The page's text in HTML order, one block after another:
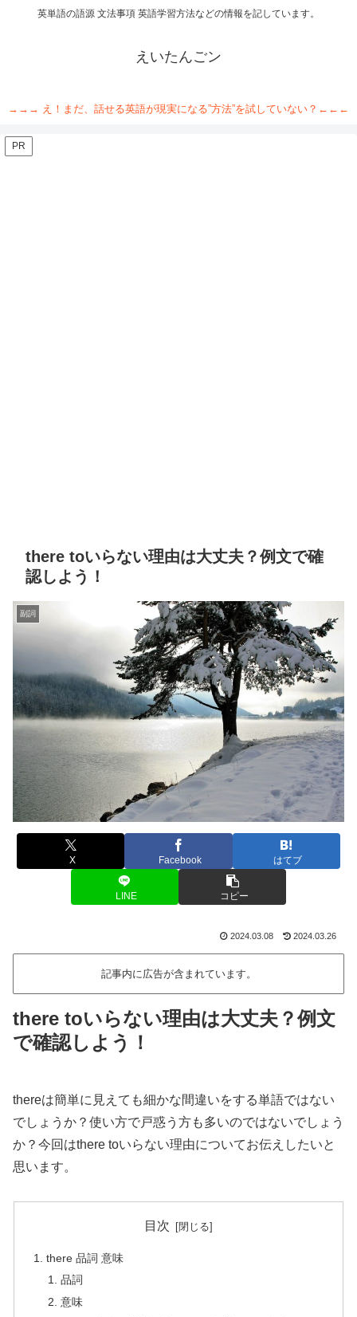
英単語の語源 文法事項 英語学習方法などの情報を記しています。
えいたんごン
→→→ え！まだ、話せる英語が現実になる”方法”を試していない？←←←
PR
there toいらない理由は大丈夫？例文で確
認しよう！
副詞
X Facebook はてブ
LINE コピー
2024.03.08 2024.03.26
記事内に広告が含まれています。
there toいらない理由は大丈夫？例文
で確認しよう！
thereは簡単に見えても細かな間違いをする単語ではない
でしょうか？使い方で戸惑う方も多いのではないでしょう
か？今回はthere toいらない理由についてお伝えしたいと
思います。
目次
there 品詞 意味
品詞
意味